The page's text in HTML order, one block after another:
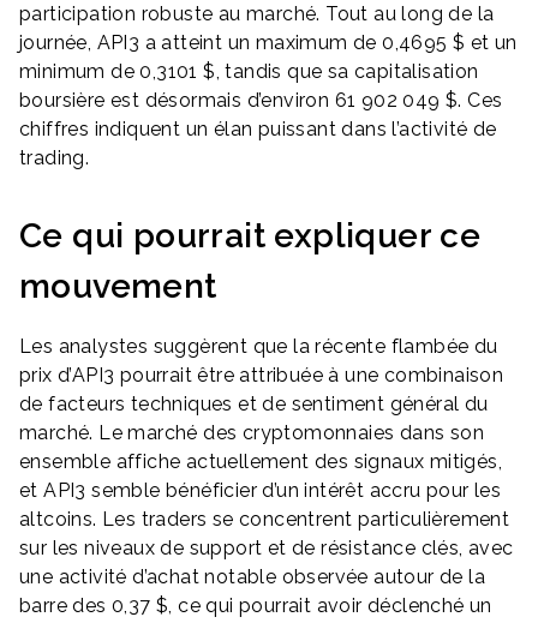
participation robuste au marché. Tout au long de la
journée, API3 a atteint un maximum de 0,4695 $ et un
minimum de 0,3101 $, tandis que sa capitalisation
boursière est désormais d’environ 61 902 049 $. Ces
chiffres indiquent un élan puissant dans l’activité de
trading.
Ce qui pourrait expliquer ce
mouvement
Les analystes suggèrent que la récente flambée du
prix d’API3 pourrait être attribuée à une combinaison
de facteurs techniques et de sentiment général du
marché. Le marché des cryptomonnaies dans son
ensemble affiche actuellement des signaux mitigés,
et API3 semble bénéficier d’un intérêt accru pour les
altcoins. Les traders se concentrent particulièrement
sur les niveaux de support et de résistance clés, avec
une activité d’achat notable observée autour de la
barre des 0,37 $, ce qui pourrait avoir déclenché un